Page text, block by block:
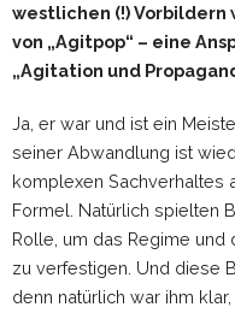
westlichen (!) Vorbildern
von „Agitpop“ – eine
„Agitation und
Ja, er war und ist ein
seiner Abwandlung ist
komplexen Sachverhaltes
Formel. Natürlich spielten
Rolle, um das Regime
zu verfestigen. Und diese
denn natürlich war ihm